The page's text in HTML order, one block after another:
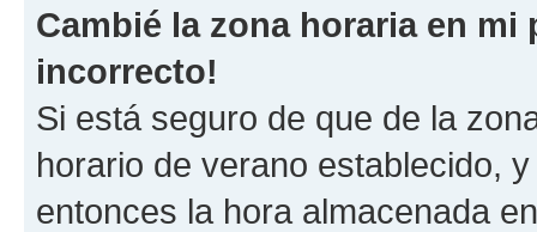
Cambié la zona horaria en
incorrecto!
Si está seguro de que de la
horario de verano establecido,
entonces la hora almacenada